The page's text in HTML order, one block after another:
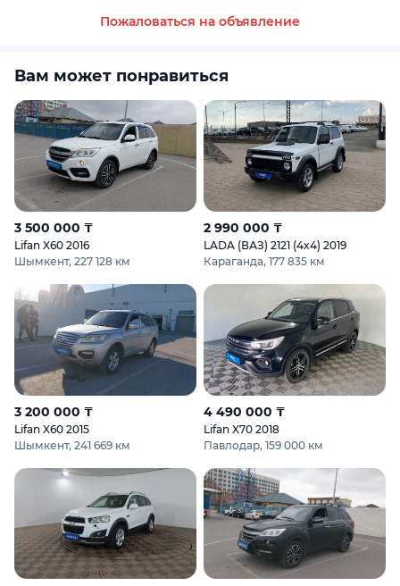
Пожаловаться на объявление
Вам может понравиться
3 500 000 ₸
Lifan X60 2016
Шымкент, 227 128 км
2 990 000 ₸
LADA (ВАЗ) 2121 (4x4) 2019
Караганда, 177 835 км
3 200 000 ₸
Lifan X60 2015
Шымкент, 241 669 км
4 490 000 ₸
Lifan X70 2018
Павлодар, 159 000 км